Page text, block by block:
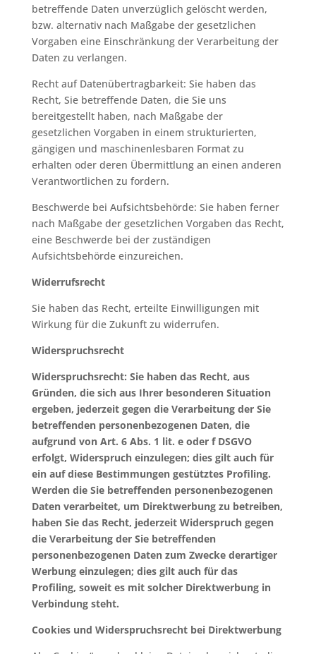
betreffende Daten unverzüglich gelöscht werden,
bzw. alternativ nach Maßgabe der gesetzlichen
Vorgaben eine Einschränkung der Verarbeitung der
Daten zu verlangen.
Recht auf Datenübertragbarkeit: Sie haben das
Recht, Sie betreffende Daten, die Sie uns
bereitgestellt haben, nach Maßgabe der
gesetzlichen Vorgaben in einem strukturierten,
gängigen und maschinenlesbaren Format zu
erhalten oder deren Übermittlung an einen anderen
Verantwortlichen zu fordern.
Beschwerde bei Aufsichtsbehörde: Sie haben ferner
nach Maßgabe der gesetzlichen Vorgaben das Recht,
eine Beschwerde bei der zuständigen
Aufsichtsbehörde einzureichen.
Widerrufsrecht
Sie haben das Recht, erteilte Einwilligungen mit
Wirkung für die Zukunft zu widerrufen.
Widerspruchsrecht
Widerspruchsrecht: Sie haben das Recht, aus
Gründen, die sich aus Ihrer besonderen Situation
ergeben, jederzeit gegen die Verarbeitung der Sie
betreffenden personenbezogenen Daten, die
aufgrund von Art. 6 Abs. 1 lit. e oder f DSGVO
erfolgt, Widerspruch einzulegen; dies gilt auch für
ein auf diese Bestimmungen gestütztes Profiling.
Werden die Sie betreffenden personenbezogenen
Daten verarbeitet, um Direktwerbung zu betreiben,
haben Sie das Recht, jederzeit Widerspruch gegen
die Verarbeitung der Sie betreffenden
personenbezogenen Daten zum Zwecke derartiger
Werbung einzulegen; dies gilt auch für das
Profiling, soweit es mit solcher Direktwerbung in
Verbindung steht.
Cookies und Widerspruchsrecht bei Direktwerbung